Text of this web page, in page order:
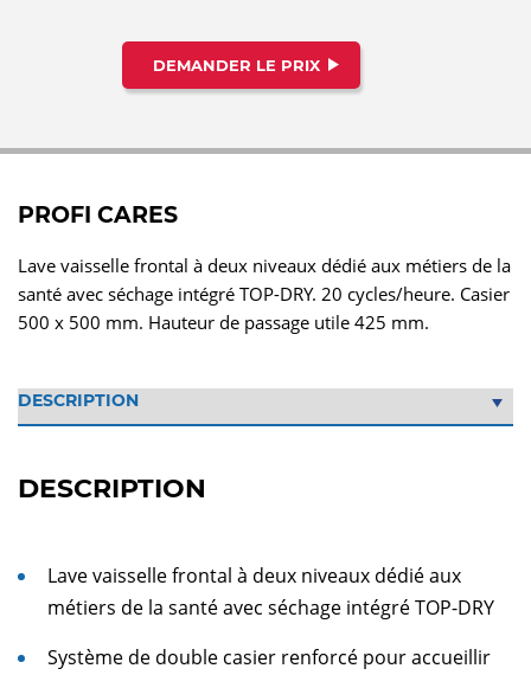
DEMANDER LE PRIX
PROFI CARES
Lave vaisselle frontal à deux niveaux dédié aux métiers de la
santé avec séchage intégré TOP-DRY. 20 cycles/heure. Casier
500 x 500 mm. Hauteur de passage utile 425 mm.
DESCRIPTION
Lave vaisselle frontal à deux niveaux dédié aux
métiers de la santé avec séchage intégré TOP-DRY
Système de double casier renforcé pour accueillir